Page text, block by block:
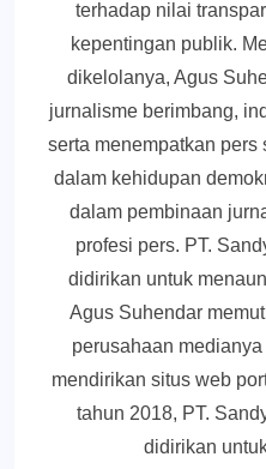
terhadap nilai
kepentingan publik.
dikelolanya, Agus
jurnalisme berimbang,
serta menempatkan pers
dalam kehidupan
dalam pembinaan
profesi pers. PT.
didirikan untuk
Agus Suhendar
perusahaan
mendirikan situs web
tahun 2018, PT.
didirikan